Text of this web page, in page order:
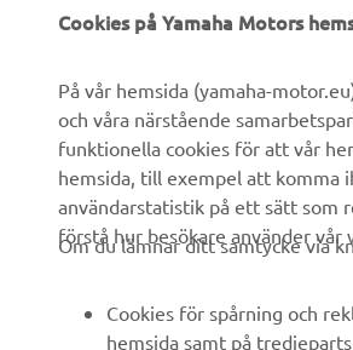
FÖRETAG
Om oss
Nyheter
Yamaha Press
Broschyrer
Bli återförsäljare
Cookies på Yamaha Motors
På vår hemsida (yamaha-
och våra närstående
funktionella cookies för att vår
hemsida, till exempel att komma
användarstatistik på ett sätt som
förstå hur besökare använder
Om du lämnar ditt samtycke via
Cookies för spårning och
hemsida samt på